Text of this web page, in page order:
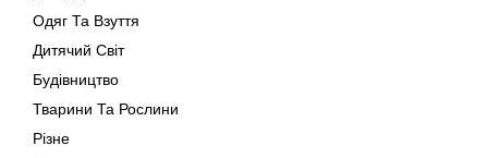
Одяг Та Взуття
Дитячий Світ
Будівництво
Тварини Та Рослини
Різне